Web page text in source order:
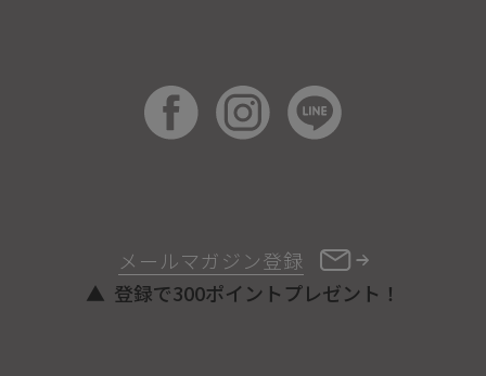
メールマガジン登録
登録で300ポイントプレゼント！